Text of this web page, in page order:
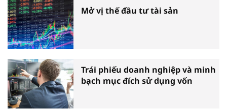
Mở vị thế đầu tư tài sản
Trái phiếu doanh nghiệp và minh
bạch mục đích sử dụng vốn